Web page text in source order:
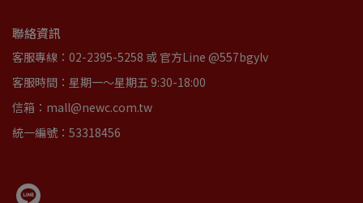
聯絡資訊
客服專線：02-2395-5258 或 官方Line @557bgylv
客服時間：星期一～星期五 9:30-18:00
信箱：mall@newc.com.tw
統一編號：53318456